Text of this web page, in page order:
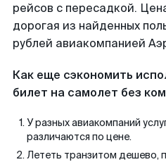
рейсов с пересадкой.
дорогая из найденных
рублей авиакомпанией
Как еще сэкономить
билет на самолет без
У разных авиакомпаний
различаются по цене.
Лететь транзитом дешево,